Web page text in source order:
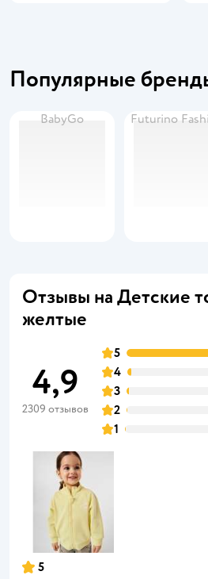
Популярные
BabyGo Futurino
Отзывы на Детские
желтые
4,9
2309 отзывов
5
4
3
2
1
5